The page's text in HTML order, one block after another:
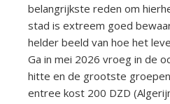
belangrijkste reden om
stad is extreem goed
helder beeld van hoe het
Ga in mei 2026 vroeg in de
hitte en de grootste
entree kost 200 DZD